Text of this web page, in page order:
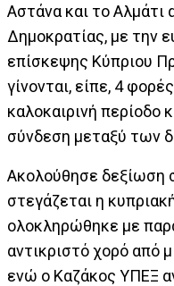
Αστάνα και το Αλμάτι
Δημοκρατίας, με την
επίσκεψης Κύπριου
γίνονται, είπε, 4
καλοκαιρινή περίοδο
σύνδεση μεταξύ των
Ακολούθησε δεξίωση
στεγάζεται η
ολοκληρώθηκε με
αντικριστό χορό από
ενώ ο Καζάκος ΥΠΕΞ